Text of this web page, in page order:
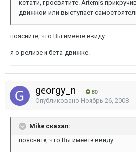
кстати, просвятите. Artemis
движком или выступает
поясните, что Вы имеете ввиду.
я о релизе и бета-движке.
georgy_n 80
Опубликовано Ноябрь 26, 2008
Mike сказал:
поясните, что Вы имеете ввиду.